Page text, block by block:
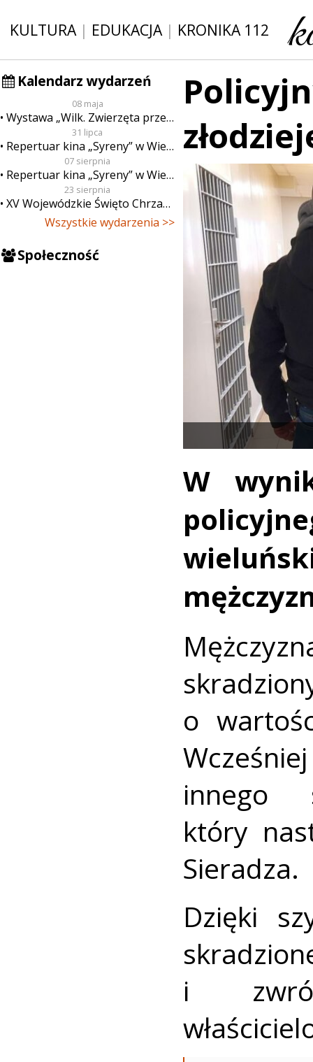
KULTURA| EDUKACJA| KRONIKA 112
Kalendarz wydarzeń
08 maja
Wystawa „Wilk. Zwierzęta przeklęte”
31 lipca
Repertuar kina „Syreny” w Wieluniu w dn. od 31 lipca do 6 sierpnia
07 sierpnia
Repertuar kina „Syreny” w Wieluniu w dn. od 7 do 13 sierpnia
23 sierpnia
XV Wojewódzkie Święto Chrzanu
Wszystkie wydarzenia >>
Społeczność
W
o
innego
który
Sieradza.
Dzięki
i